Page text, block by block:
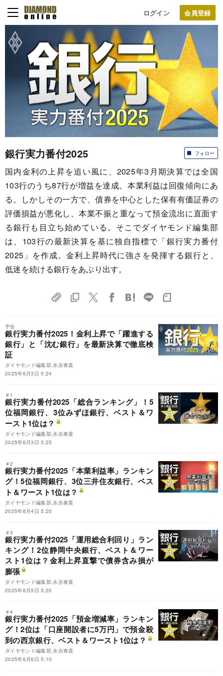
ログイン
フォロー
銀行実力番付2025
国内金利の上昇を追い風に、2025年3月期決算では全国
103行のうち87行が増益を達成。本業利益は回復傾向にあ
る。しかしその一方で、債券を中心とした保有有価証券の
評価損益が悪化し、本業不振と重なって預金流出に直面す
る銀行も目立ち始めている。そこでダイヤモンド編集部
は、103行の最新決算を基に独自指標で「銀行実力番付
2025」を作成。金利上昇時代に強さを発揮する銀行と、
低迷を続ける銀行をあぶり出す。
予告
銀行実力番付2025！金利上昇で「躍進する
銀行」と「沈む銀行」を最新決算で徹底検
証
ダイヤモンド編集部,永吉泰貴
2025年6月3日 5:24
＃1
銀行実力番付2025「総合ランキング」！5
位福岡銀行、3位みずほ銀行、ベスト＆ワ
ースト1位は？
ダイヤモンド編集部,永吉泰貴
2025年6月3日 5:25
＃2
銀行実力番付2025「本業利益率」ランキン
グ！5位福岡銀行、3位三井住友銀行、ベス
ト＆ワースト1位は？
ダイヤモンド編集部,永吉泰貴
2025年6月4日 5:20
＃3
銀行実力番付2025「運用総合利回り」ラン
キング！2位静岡中央銀行、ベスト＆ワー
スト1位は？金利上昇直撃で債券含み損が
膨張
ダイヤモンド編集部,永吉泰貴
2025年6月5日 5:20
＃4
銀行実力番付2025「預金増減率」ランキン
グ！2位は「口座開設者に5万円」で預金殺
到の西京銀行、ベスト＆ワースト1位は？
ダイヤモンド編集部,永吉泰貴
2025年6月6日 5:10